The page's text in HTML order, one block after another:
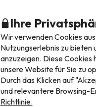
Ihre
Wir verwenden Cookies
Nutzungserlebnis zu bieten
anzuzeigen. Diese Cookies
unsere Website für Sie zu
Durch das Klicken auf
und relevantere Browsing-
Richtlinie.